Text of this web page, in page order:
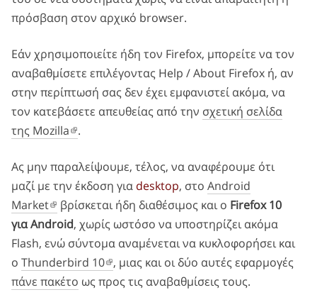
πρόσβαση στον αρχικό browser.
Εάν χρησιμοποιείτε ήδη τον Firefox, μπορείτε να τον
αναβαθμίσετε επιλέγοντας Help / About Firefox ή, αν
στην περίπτωσή σας δεν έχει εμφανιστεί ακόμα, να
τον κατεβάσετε απευθείας από την σχετική σελίδα
της Mozilla
.
Ας μην παραλείψουμε, τέλος, να αναφέρουμε ότι
μαζί με την έκδοση για desktop, στο Android
Market
βρίσκεται ήδη διαθέσιμος και ο Firefox 10
για Android, χωρίς ωστόσο να υποστηρίζει ακόμα
Flash, ενώ σύντομα αναμένεται να κυκλοφορήσει και
ο Thunderbird 10 , μιας και οι δύο αυτές εφαρμογές
πάνε πακέτο ως προς τις αναβαθμίσεις τους.